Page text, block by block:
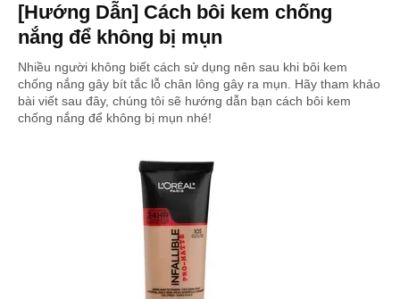
[Hướng Dẫn] Cách bôi kem chống
nắng để không bị mụn
Nhiều người không biết cách sử dụng nên sau khi bôi kem
chống nắng gây bít tắc lỗ chân lông gây ra mụn. Hãy tham khảo
bài viết sau đây, chúng tôi sẽ hướng dẫn bạn cách bôi kem
chống nắng để không bị mụn nhé!